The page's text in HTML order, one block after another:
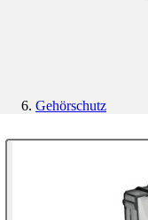
Gehörschutz